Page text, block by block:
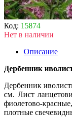
Код: 15874
Нет в наличии
Описание
Дербенник
Дербенник
см. Лист
фиолетово-
плотные